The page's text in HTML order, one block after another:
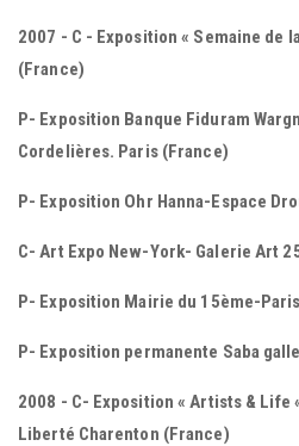
2007 - C - Exposition « Semaine de
(France)
P- Exposition Banque Fiduram
Cordelières. Paris (France)
P- Exposition Ohr Hanna-Espace
C- Art Expo New-York- Galerie Art
P- Exposition Mairie du 15ème-Paris
P- Exposition permanente Saba
2008 - C- Exposition « Artists & Life
Liberté Charenton (France)